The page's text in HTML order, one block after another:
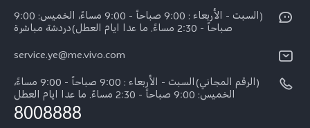
Y02
كل الموديلات
Funtouch OS
اسعار قطع الغيار
تحديثات النظام
نبذة عنا
الإشعارات القانونية
الاستدامة
(السبت - الأربعاء : 9:00 صباحاً - 9:00 مساءً، الخميس: 9:00
صباحاً - 2:30 مساءً. ما عدا ايام العطل)دردشة مباشرة
service.ye@me.vivo.com
(الرقم المجاني)السبت - الأربعاء : 9:00 صباحاً - 9:00 مساءً،
الخميس: 9:00 صباحاً - 2:30 مساءً. ما عدا ايام العطل
8008888